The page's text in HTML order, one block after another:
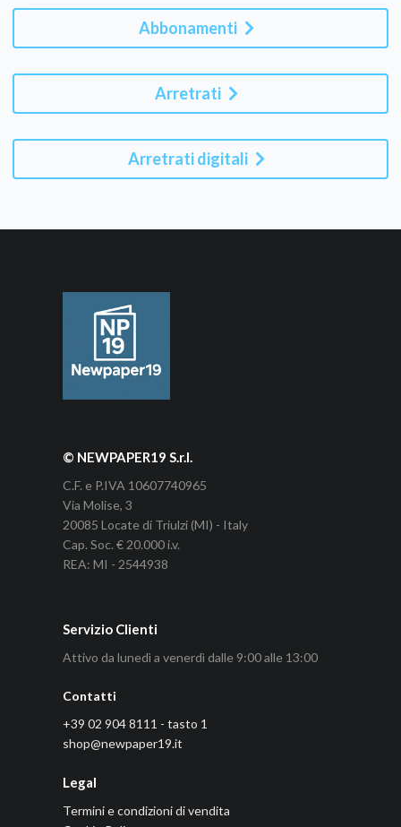
Abbonamenti
Arretrati
Arretrati digitali
© NEWPAPER19 S.r.l.
C.F. e P.IVA 10607740965
Via Molise, 3
20085 Locate di Triulzi (MI) - Italy
Cap. Soc. € 20.000 i.v.
REA: MI - 2544938
Servizio Clienti
Attivo da lunedì a venerdì dalle 9:00 alle 13:00
Contatti
+39 02 904 8111 - tasto 1
shop@newpaper19.it
Legal
Termini e condizioni di vendita